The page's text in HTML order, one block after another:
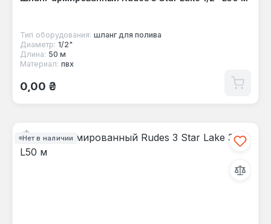
Тип оборудования: шланг для полива
Диаметр: 1/2"
Длина: 50 м
Материал: пвх
Обычная цена:
0,00 ₴
Нет в наличии